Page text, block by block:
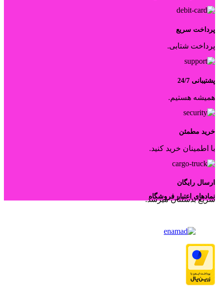
پرداخت سریع
پرداخت شتابی.
پشتیبانی 24/7
همیشه هستیم.
خرید مطمئن
با اطمینان خرید کنید.
ارسال رایگان
سریع بدستتان میرسد.
نمادهای اعتبار فروشگاه